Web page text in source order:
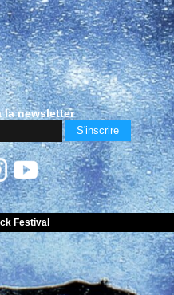
la newsletter
Festival